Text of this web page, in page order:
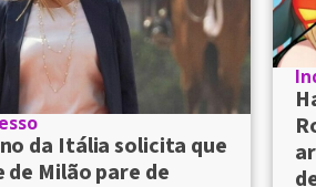
da Itália solicita que
de Milão pare de